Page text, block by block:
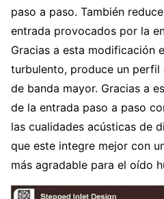
paso a paso. También
entrada provocados por la
Gracias a esta modificación
turbulento, produce un perfil
de banda mayor. Gracias a
de la entrada paso a paso
las cualidades acústicas de
que este integre mejor con
más agradable para el oído